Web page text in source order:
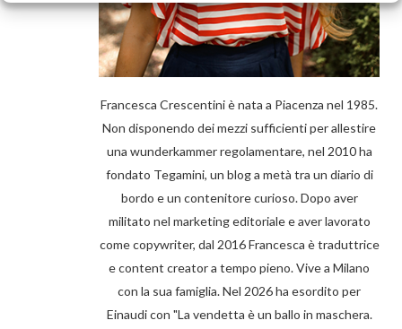
Francesca Crescentini è nata a Piacenza nel 1985.
Non disponendo dei mezzi sufficienti per allestire
una wunderkammer regolamentare, nel 2010 ha
fondato Tegamini, un blog a metà tra un diario di
bordo e un contenitore curioso. Dopo aver
militato nel marketing editoriale e aver lavorato
come copywriter, dal 2016 Francesca è traduttrice
e content creator a tempo pieno. Vive a Milano
con la sua famiglia. Nel 2026 ha esordito per
Einaudi con "La vendetta è un ballo in maschera.